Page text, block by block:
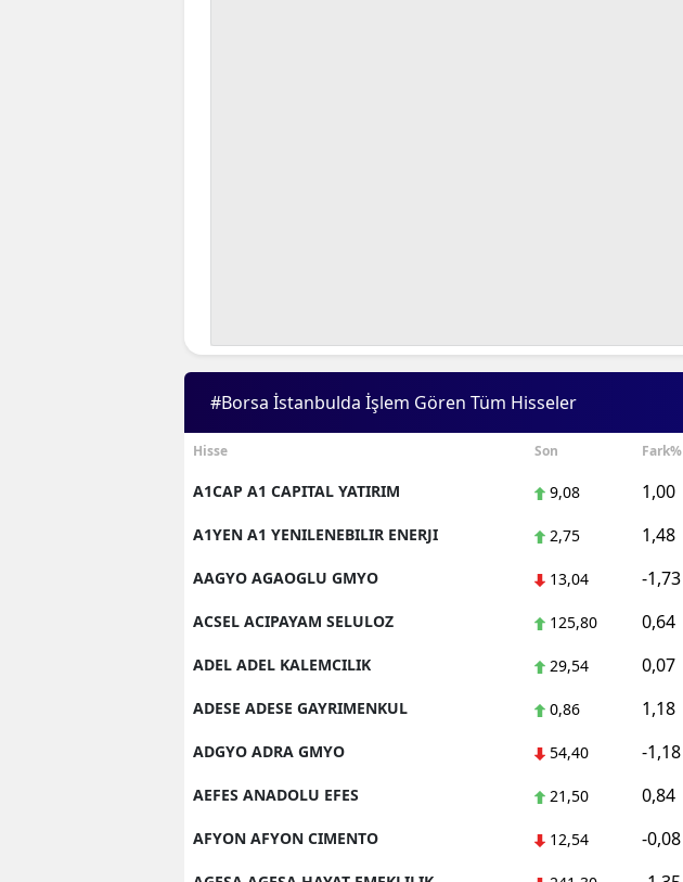
#Borsa İstanbulda İşlem Gören Tüm Hisseler
Hisse Son Fark%
A1CAP A1 CAPITAL YATIRIM 9,08 1,00
A1YEN A1 YENILENEBILIR ENERJI 2,75 1,48
AAGYO AGAOGLU GMYO 13,04 -1,73
ACSEL ACIPAYAM SELULOZ 125,80 0,64
ADEL ADEL KALEMCILIK 29,54 0,07
ADESE ADESE GAYRIMENKUL 0,86 1,18
ADGYO ADRA GMYO 54,40 -1,18
AEFES ANADOLU EFES 21,50 0,84
AFYON AFYON CIMENTO 12,54 -0,08